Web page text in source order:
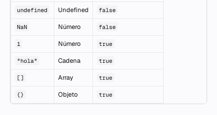
undefined Undefined false
NaN Número false
1 Número true
"hola" Cadena true
[] Array true
{} Objeto true